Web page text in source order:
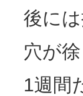
後に
穴が
1週間